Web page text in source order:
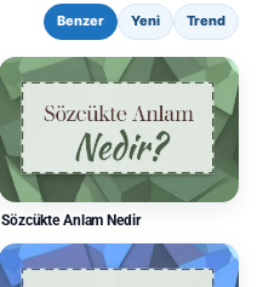
Benzer Yeni Trend
Sözcükte Anlam Nedir